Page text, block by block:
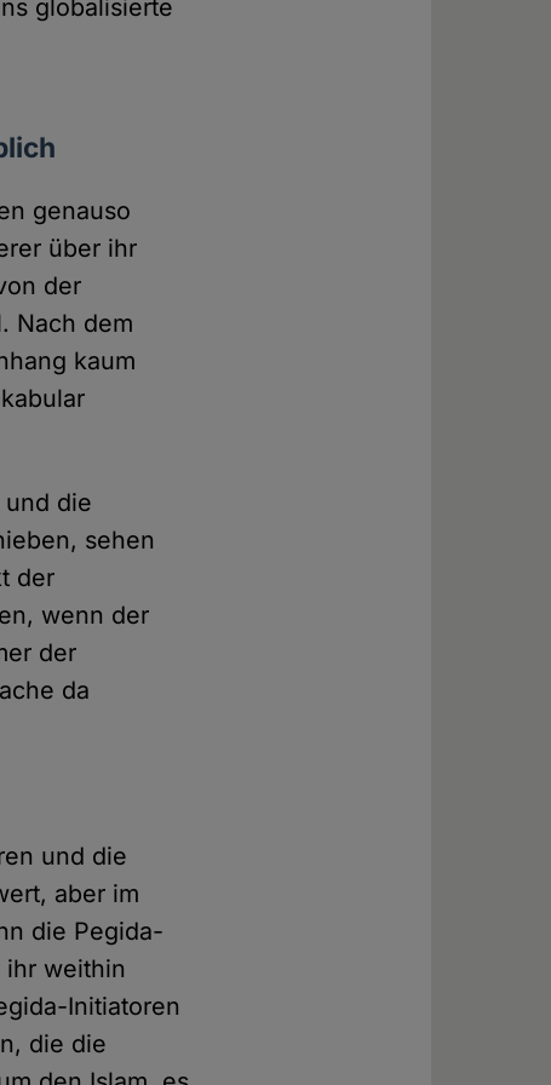
globalisierte
genauso
über ihr
der
Nach dem
kaum
die
sehen
der
wenn der
der
da
und die
aber im
die Pegida-
ihr weithin
Initiatoren
die die